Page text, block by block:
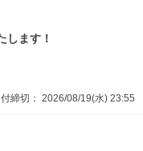
します！
締切： 2026/08/19(水) 23:55